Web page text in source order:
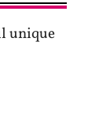
unique